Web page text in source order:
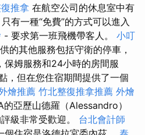
推拿 在航空公司的休息室中有
只有一種“免費”的方式可以進入
- 要求第一班飛機帶客人。 小叮
的其他服務包括守衛的停車，
保姆服務和24小時的房間服
，但在您住宿期間提供了一個
燴推薦 竹北整復推拿推薦 外燴
的亞歷山德羅（Alessandro）
級非常受歡迎。 台北會計師